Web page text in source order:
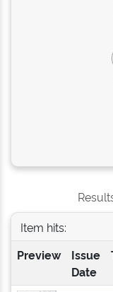
Item hits:
Preview
Issue
Date